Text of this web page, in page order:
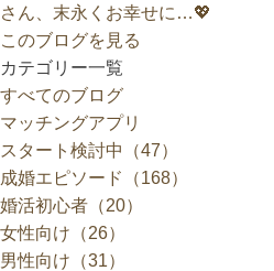
さん、末永くお幸せに…💖
このブログを見る
カテゴリー一覧
すべてのブログ
マッチングアプリ
スタート検討中（47）
成婚エピソード（168）
婚活初心者（20）
女性向け（26）
男性向け（31）